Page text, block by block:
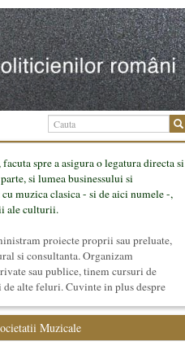
spre a asigura o legatura directa si
si lumea businessului si
muzica clasica - si de aici numele -,
ale culturii.
proiecte proprii sau preluate,
si consultanta. Organizam
sau publice, tinem cursuri de
alte feluri. Cuvinte in plus despre
Muzicale